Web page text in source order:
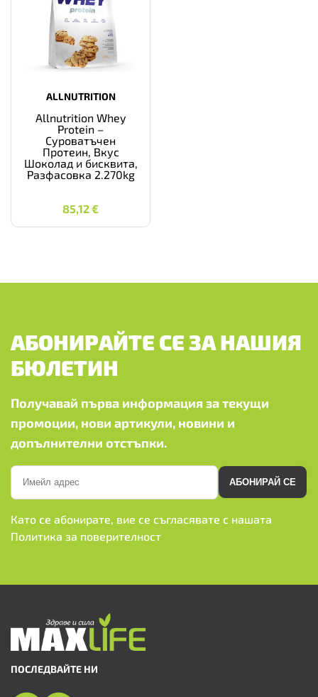
ALLNUTRITION
Allnutrition Whey
Protein –
Суроватъчен
Протеин, Вкус
Шоколад и бисквита,
Разфасовка 2.270kg
85,12€
85,12 €
АБОНИРАЙТЕ СЕ ЗА НАШИЯ
БЮЛЕТИН
Получавай първа информация за текущи
промоции, нови артикули, новини и
допълнителни отстъпки.
АБОНИРАЙ СЕ
Като се абонирате, вие се съгласявате с нашата
Политика за поверителност
ПОСЛЕДВАЙТЕ НИ